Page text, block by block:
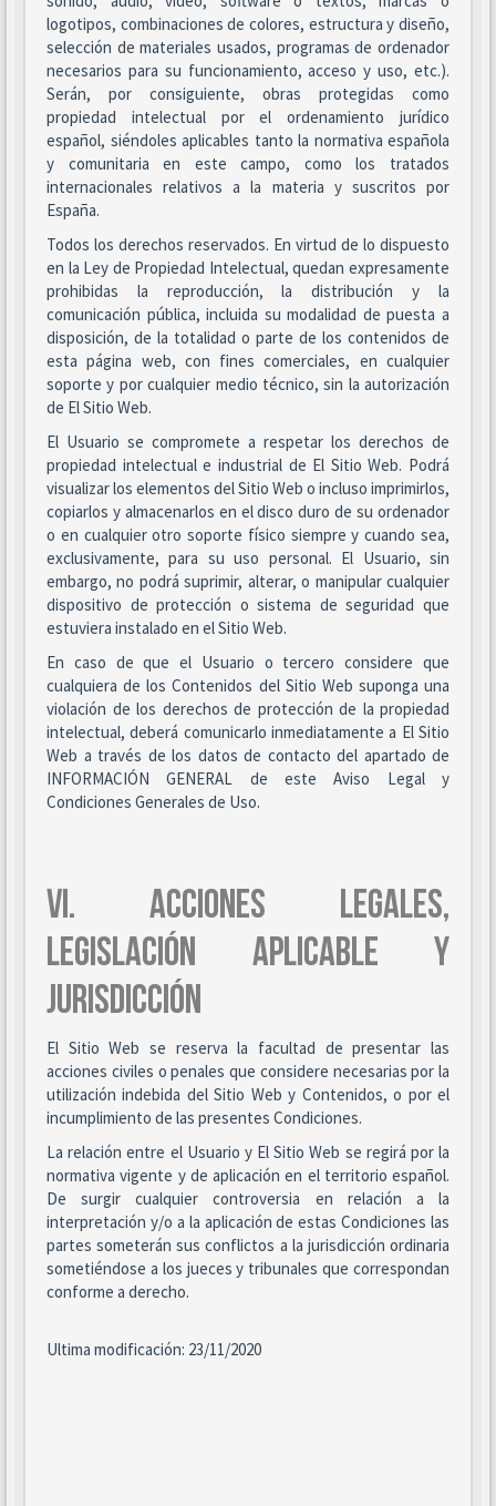
logotipos, combinaciones de colores, estructura y diseño,
selección de materiales usados, programas de ordenador
necesarios para su funcionamiento, acceso y uso, etc.).
Serán, por consiguiente, obras protegidas como
propiedad intelectual por el ordenamiento jurídico
español, siéndoles aplicables tanto la normativa española
y comunitaria en este campo, como los tratados
internacionales relativos a la materia y suscritos por
España.
Todos los derechos reservados. En virtud de lo dispuesto
en la Ley de Propiedad Intelectual, quedan expresamente
prohibidas la reproducción, la distribución y la
comunicación pública, incluida su modalidad de puesta a
disposición, de la totalidad o parte de los contenidos de
esta página web, con fines comerciales, en cualquier
soporte y por cualquier medio técnico, sin la autorización
de El Sitio Web.
El Usuario se compromete a respetar los derechos de
propiedad intelectual e industrial de El Sitio Web. Podrá
visualizar los elementos del Sitio Web o incluso imprimirlos,
copiarlos y almacenarlos en el disco duro de su ordenador
o en cualquier otro soporte físico siempre y cuando sea,
exclusivamente, para su uso personal. El Usuario, sin
embargo, no podrá suprimir, alterar, o manipular cualquier
dispositivo de protección o sistema de seguridad que
estuviera instalado en el Sitio Web.
En caso de que el Usuario o tercero considere que
cualquiera de los Contenidos del Sitio Web suponga una
violación de los derechos de protección de la propiedad
intelectual, deberá comunicarlo inmediatamente a El Sitio
Web a través de los datos de contacto del apartado de
INFORMACIÓN GENERAL de este Aviso Legal y
Condiciones Generales de Uso.
VI. ACCIONES LEGALES,
LEGISLACIÓN APLICABLE Y
JURISDICCIÓN
El Sitio Web se reserva la facultad de presentar las
acciones civiles o penales que considere necesarias por la
utilización indebida del Sitio Web y Contenidos, o por el
incumplimiento de las presentes Condiciones.
La relación entre el Usuario y El Sitio Web se regirá por la
normativa vigente y de aplicación en el territorio español.
De surgir cualquier controversia en relación a la
interpretación y/o a la aplicación de estas Condiciones las
partes someterán sus conflictos a la jurisdicción ordinaria
sometiéndose a los jueces y tribunales que correspondan
conforme a derecho.
Ultima modificación: 23/11/2020